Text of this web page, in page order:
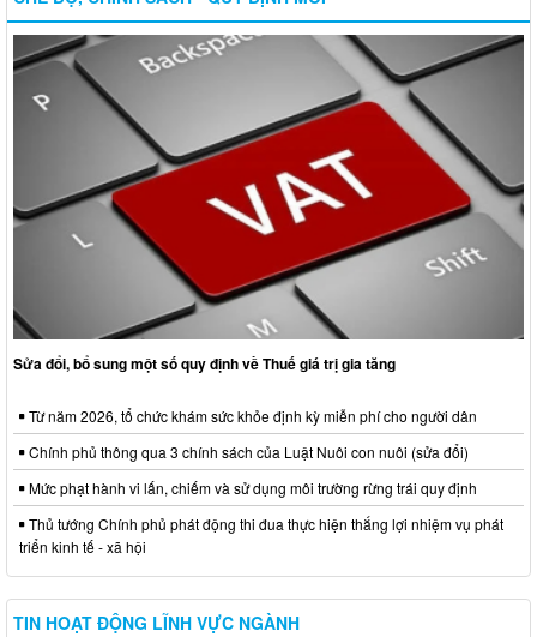
Sửa đổi, bổ sung một số quy định về Thuế giá trị gia tăng
Từ năm 2026, tổ chức khám sức khỏe định kỳ miễn phí cho người dân
Chính phủ thông qua 3 chính sách của Luật Nuôi con nuôi (sửa đổi)
Mức phạt hành vi lấn, chiếm và sử dụng môi trường rừng trái quy định
Thủ tướng Chính phủ phát động thi đua thực hiện thắng lợi nhiệm vụ phát
triển kinh tế - xã hội
TIN HOẠT ĐỘNG LĨNH VỰC NGÀNH